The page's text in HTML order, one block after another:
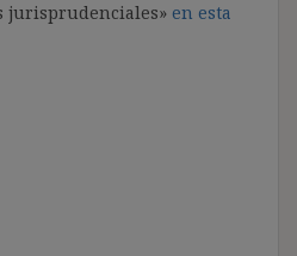
jurisprudenciales» en esta